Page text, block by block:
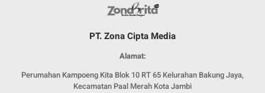
PT. Zona Cipta Media
Alamat:
Perumahan Kampoeng Kita Blok 10 RT 65 Kelurahan Bakung Jaya,
Kecamatan Paal Merah Kota Jambi